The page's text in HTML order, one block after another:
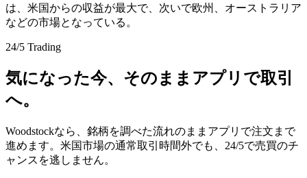
は、米国からの収益が最大で、次いで欧州、オーストラリア
などの市場となっている。
24/5 Trading
気になった今、そのままアプリで取引
へ。
Woodstockなら、銘柄を調べた流れのままアプリで注文まで
進めます。米国市場の通常取引時間外でも、24/5で売買のチ
ャンスを逃しません。